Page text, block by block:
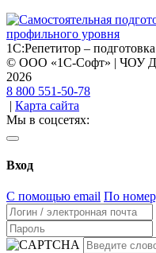
1С:Репетитор –
© ООО «1С-Софт» | ЧОУ
2026
8 800 551-50-78
| Карта сайта
Мы в соцсетях:
Вход
С помощью email По